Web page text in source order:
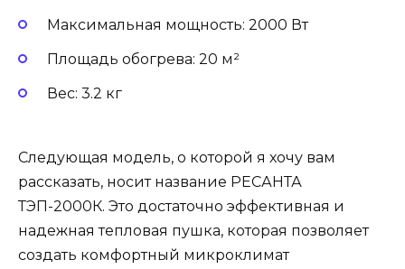
Максимальная мощность: 2000 Вт
Площадь обогрева: 20 м²
Вес: 3.2 кг
Следующая модель, о которой я хочу вам
рассказать, носит название РЕСАНТА
ТЭП-2000К. Это достаточно эффективная и
надежная тепловая пушка, которая позволяет
создать комфортный микроклимат